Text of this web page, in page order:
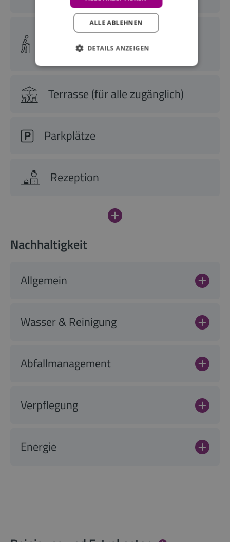
behindertenfreundliche
Apartments
Terrasse (für alle zugänglich)
Parkplätze
Rezeption
Nachhaltigkeit
Allgemein
Wasser & Reinigung
Abfallmanagement
Verpflegung
Energie
ALLE ABLEHNEN
DETAILS ANZEIGEN